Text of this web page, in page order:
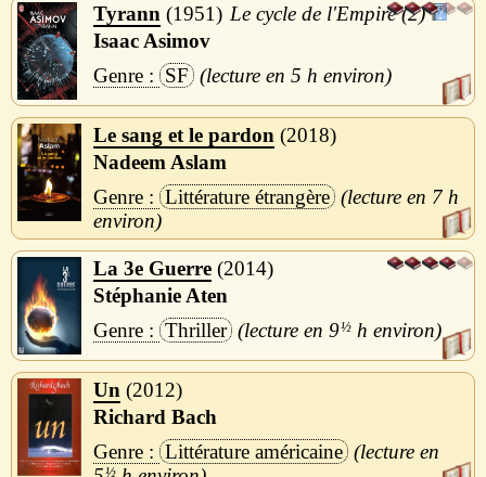
Tyrann 1951
Le cycle de l'Empire (2)
Isaac Asimov
SF
5 h
Le sang et le pardon
2018
Nadeem Aslam
Littérature étrangère
7 h
La 3e Guerre 2014
Stéphanie Aten
Thriller
9½ h
Un
2012
Richard Bach
Littérature américaine
½